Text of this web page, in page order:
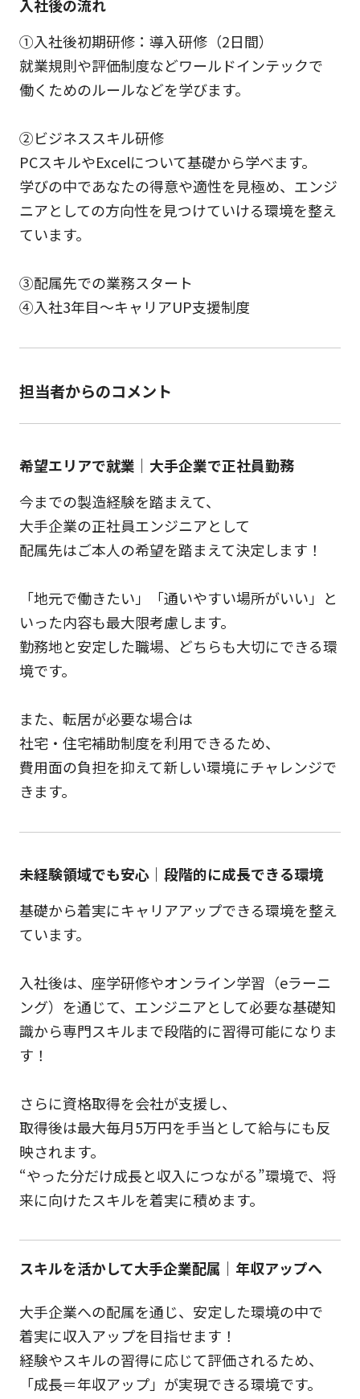
入社後の流れ
①入社後初期研修：導入研修（2日間）
就業規則や評価制度などワールドインテックで
働くためのルールなどを学びます。
②ビジネススキル研修
PCスキルやExcelについて基礎から学べます。
学びの中であなたの得意や適性を見極め、エンジ
ニアとしての方向性を見つけていける環境を整え
ています。
③配属先での業務スタート
④入社3年目～キャリアUP支援制度
担当者からのコメント
希望エリアで就業｜大手企業で正社員勤務
今までの製造経験を踏まえて、
大手企業の正社員エンジニアとして
配属先はご本人の希望を踏まえて決定します！
「地元で働きたい」「通いやすい場所がいい」と
いった内容も最大限考慮します。
勤務地と安定した職場、どちらも大切にできる環
境です。
また、転居が必要な場合は
社宅・住宅補助制度を利用できるため、
費用面の負担を抑えて新しい環境にチャレンジで
きます。
未経験領域でも安心｜段階的に成長できる環境
基礎から着実にキャリアアップできる環境を整え
ています。
入社後は、座学研修やオンライン学習（eラーニ
ング）を通じて、エンジニアとして必要な基礎知
識から専門スキルまで段階的に習得可能になりま
す！
さらに資格取得を会社が支援し、
取得後は最大毎月5万円を手当として給与にも反
映されます。
“やった分だけ成長と収入につながる”環境で、将
来に向けたスキルを着実に積めます。
スキルを活かして大手企業配属｜年収アップへ
大手企業への配属を通じ、安定した環境の中で
着実に収入アップを目指せます！
経験やスキルの習得に応じて評価されるため、
「成長＝年収アップ」が実現できる環境です。